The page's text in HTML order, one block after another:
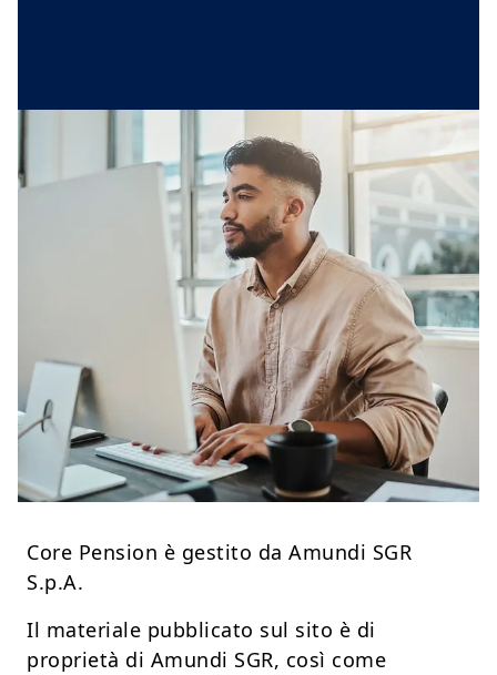
Core Pension è gestito da Amundi SGR
S.p.A.
Il materiale pubblicato sul sito è di
proprietà di Amundi SGR, così come